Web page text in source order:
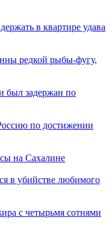
в квартире удава
редкой рыбы-фугу,
был задержан по
по достижении
на Сахалине
в убийстве любимого
с четырьмя сотнями